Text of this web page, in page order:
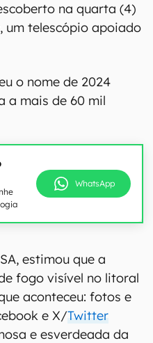
na quarta (4)
um telescópio apoiado
o nome de 2024
a mais de 60 mil
WhatsApp
estimou que a
fogo visível no litoral
aconteceu: fotos e
e X/Twitter
e esverdeada da